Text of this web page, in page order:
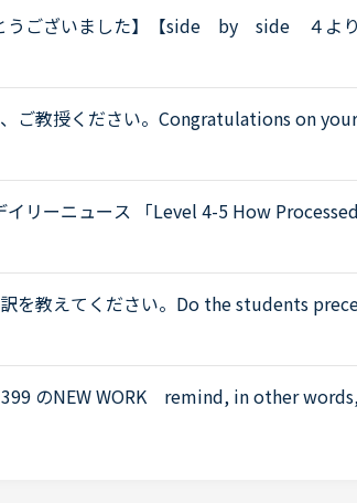
とうございました】【side by side ４よ
出てきたのでどなたか教えていただけな
語での...
、ご教授ください。Congratulations on
I worked under you here at NativeCamp,
イリーニュース 「Level 4-5 How
small size of teeth in early humans can
を教えてください。Do the students
the students don't precede the
のNEW WORK remind, in other
between the words
som...